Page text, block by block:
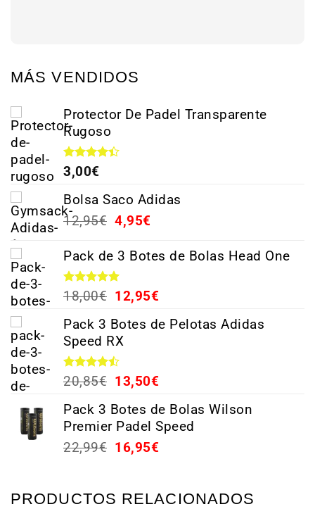
MÁS VENDIDOS
Protector De Padel Transparente
Rugoso
Valorado
con 4.38
3,00€
Bolsa Saco Adidas
12,95€ 4,95€
Pack de 3 Botes de Bolas Head One
Valorado
con 5.00
18,00€ 12,95€
Pack 3 Botes de Pelotas Adidas
Speed RX
Valorado
con 4.44
20,85€ 13,50€
Pack 3 Botes de Bolas Wilson
Premier Padel Speed
22,99€ 16,95€
PRODUCTOS RELACIONADOS